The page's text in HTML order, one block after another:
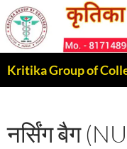
Skip
to
content
Kritika Group of
नर्सिंग बैग